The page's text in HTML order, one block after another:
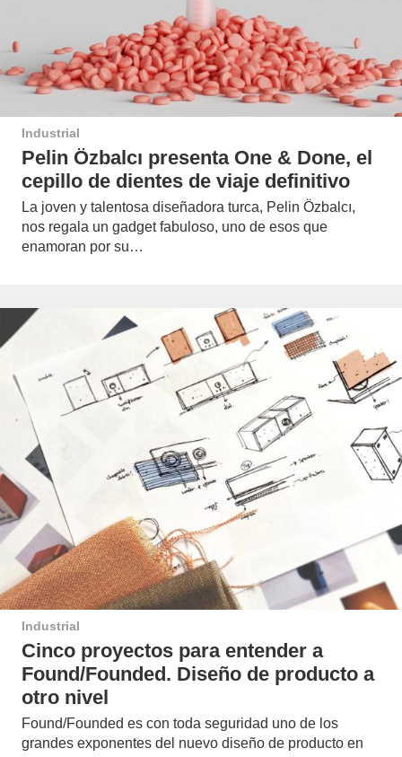
Industrial
Pelin Özbalcı presenta One & Done, el
cepillo de dientes de viaje definitivo
La joven y talentosa diseñadora turca, Pelin Özbalcı,
nos regala un gadget fabuloso, uno de esos que
enamoran por su…
Industrial
Cinco proyectos para entender a
Found/Founded. Diseño de producto a
otro nivel
Found/Founded es con toda seguridad uno de los
grandes exponentes del nuevo diseño de producto en